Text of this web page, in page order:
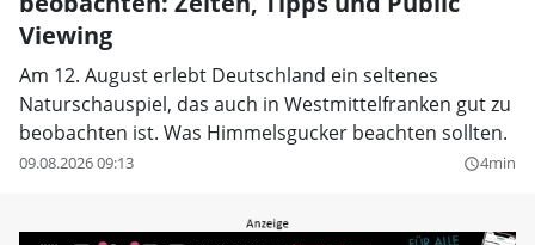
Viewing
Am 12. August erlebt Deutschland ein seltenes
Naturschauspiel, das auch in Westmittelfranken gut zu
beobachten ist. Was Himmelsgucker beachten sollten.
09.08.2026 09:13 query_builder4min